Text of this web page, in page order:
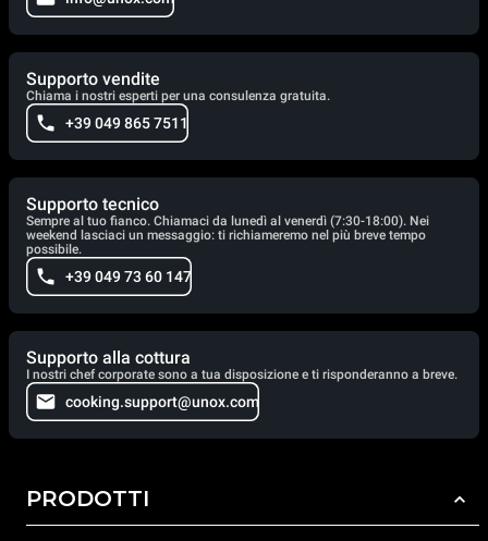
Supporto vendite
Chiama i nostri esperti per una consulenza gratuita.
+39 049 865 7511
Supporto tecnico
Sempre al tuo fianco. Chiamaci da lunedì al venerdì (7:30-18:00). Nei
weekend lasciaci un messaggio: ti richiameremo nel più breve tempo
possibile.
+39 049 73 60 147
Supporto alla cottura
I nostri chef corporate sono a tua disposizione e ti risponderanno a breve.
cooking.support@unox.com
PRODOTTI